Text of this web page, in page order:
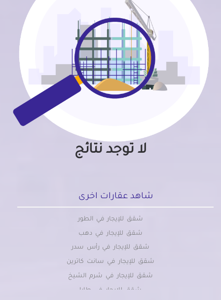
لا توجد نتائج
شاهد عقارات اخرى
شقق للإيجار في الطور
شقق للإيجار في دهب
شقق للإيجار في رأس سدر
شقق للإيجار في سانت كاترين
شقق للإيجار في شرم الشيخ
شقق للإيجار في طابا